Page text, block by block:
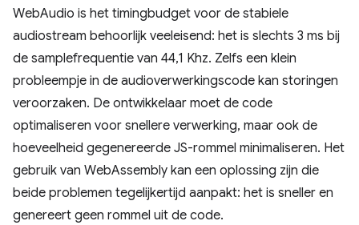
WebAudio is het timingbudget voor de stabiele
audiostream behoorlijk veeleisend: het is slechts 3 ms bij
de samplefrequentie van 44,1 Khz. Zelfs een klein
probleempje in de audioverwerkingscode kan storingen
veroorzaken. De ontwikkelaar moet de code
optimaliseren voor snellere verwerking, maar ook de
hoeveelheid gegenereerde JS-rommel minimaliseren. Het
gebruik van WebAssembly kan een oplossing zijn die
beide problemen tegelijkertijd aanpakt: het is sneller en
genereert geen rommel uit de code.